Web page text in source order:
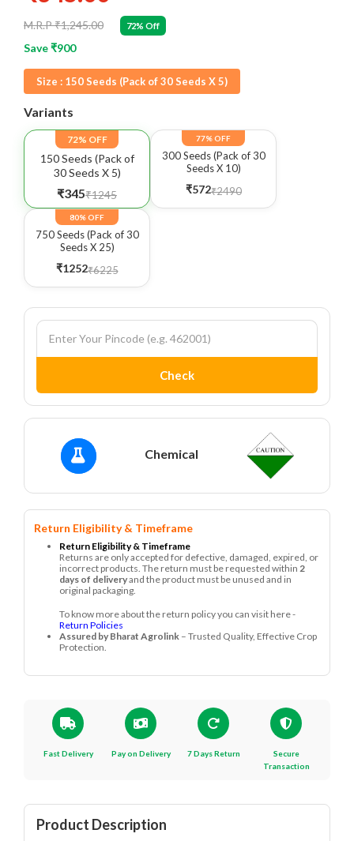
M.R.P ₹1,245.00 72% Off
Save ₹900
Size : 150 Seeds (Pack of 30 Seeds X 5)
Variants
72% OFF
150 Seeds (Pack of
30 Seeds X 5)
₹345₹1245
77% OFF
300 Seeds (Pack of 30
Seeds X 10)
₹572₹2490
80% OFF
750 Seeds (Pack of 30
Seeds X 25)
₹1252₹6225
Check
Chemical
Return Eligibility & Timeframe
Return Eligibility & Timeframe
Returns are only accepted for defective, damaged, expired, or
incorrect products. The return must be requested within 2
days of deliveryand the product must be unused and in
original packaging.
To know more about the return policy you can visit here -
Return Policies
Assured by Bharat Agrolink – Trusted Quality, Effective Crop
Protection.
Fast Delivery Pay on Delivery 7 Days Return
Secure
Transaction
Product Description